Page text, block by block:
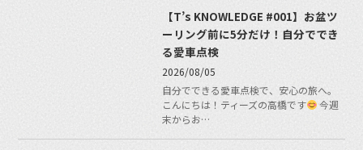
【T’s KNOWLEDGE #001】お盆ツ
ーリング前に5分だけ！自分ででき
る愛車点検
2026/08/05
自分でできる愛車点検で、安心の旅へ。
こんにちは！ティーズの高橋です
今週
末からお…